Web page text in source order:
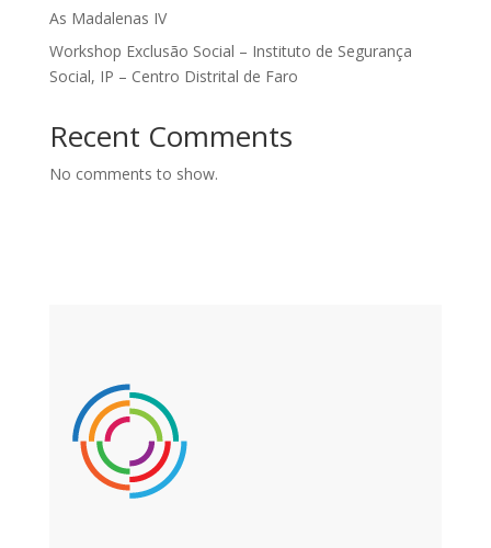
As Madalenas IV
Workshop Exclusão Social – Instituto de Segurança
Social, IP – Centro Distrital de Faro
Recent Comments
No comments to show.